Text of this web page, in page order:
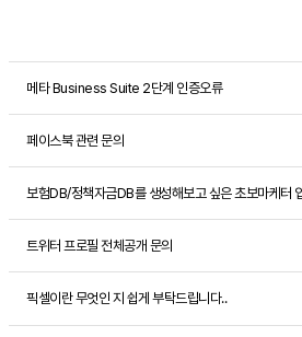
메타 Business Suite 2단계 인증오류
페이스북 관련 문의
보험DB/정책자금DB를 생성해보고 싶은 초보마케터
트위터 프로필 전체공개 문의
픽셀이란 무엇인 지 쉽게 부탁드립니다..